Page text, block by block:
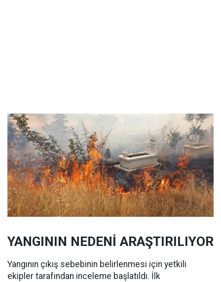
YANGININ NEDENİ ARAŞTIRILIYOR
Yangının çıkış sebebinin belirlenmesi için yetkili
ekipler tarafından inceleme başlatıldı. İlk